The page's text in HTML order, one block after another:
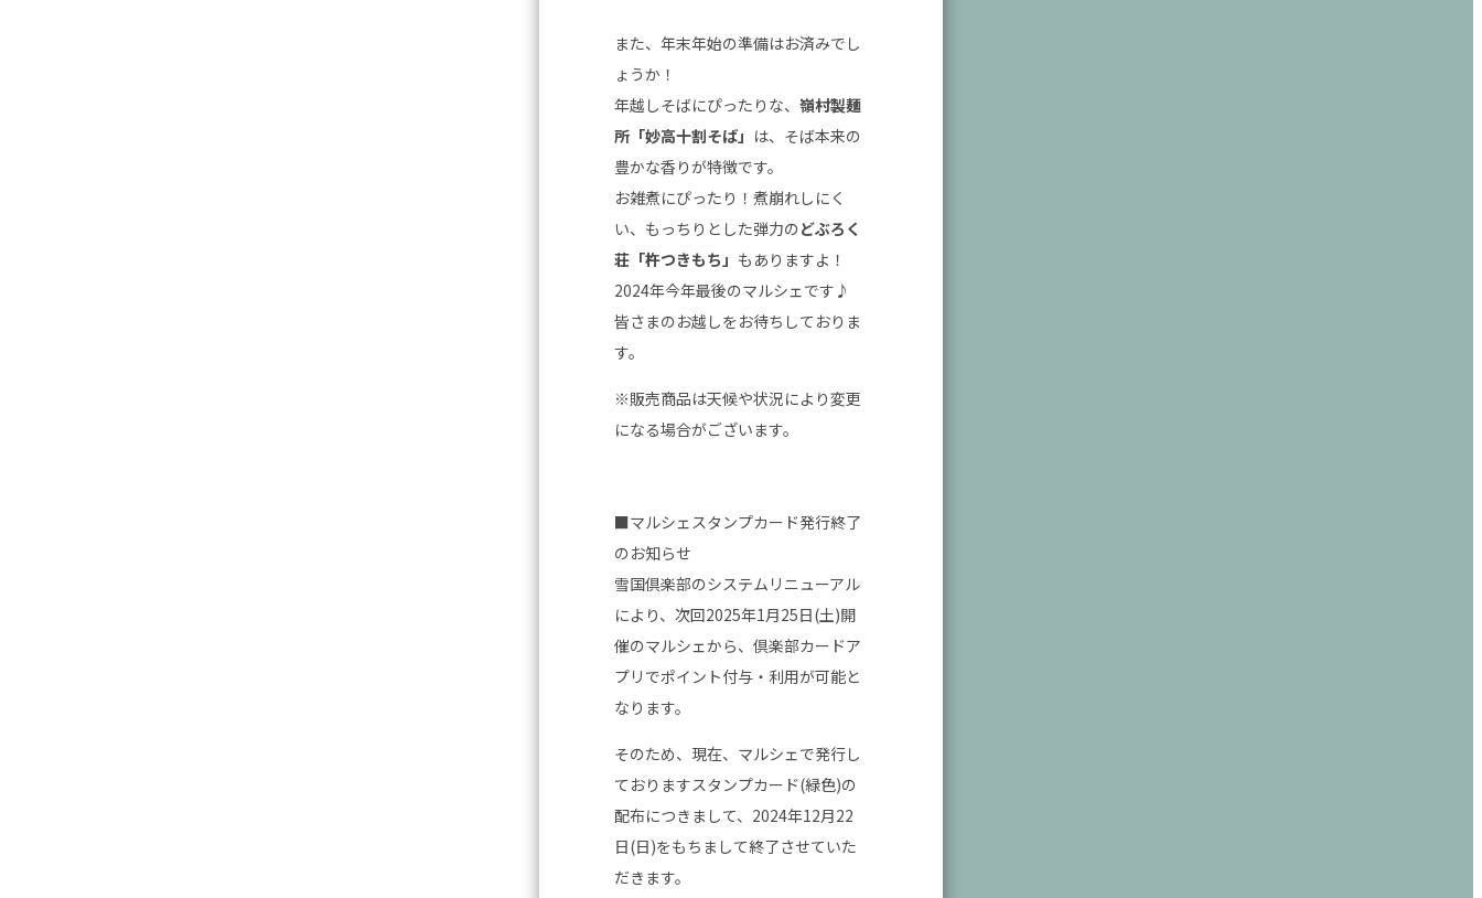
また、年末年始の準備はお済みでし
ょうか！
年越しそばにぴったりな、 嶺村製麺
所「妙高十割そば」 は、そば本来の
豊かな香りが特徴です。
お雑煮にぴったり！煮崩れしにく
い、もっちりとした弾力の どぶろく
荘「杵つきもち」 もありますよ！
2024年今年最後のマルシェです♪
皆さまのお越しをお待ちしておりま
す。
※販売商品は天候や状況により変更
になる場合がございます。
■マルシェスタンプカード発行終了
のお知らせ
雪国倶楽部のシステムリニューアル
により、次回2025年1月25日(土)開
催のマルシェから、倶楽部カードア
プリでポイント付与・利用が可能と
なります。
そのため、現在、マルシェで発行し
ておりますスタンプカード(緑色)の
配布につきまして、2024年12月22
日(日)をもちまして終了させていた
だきます。